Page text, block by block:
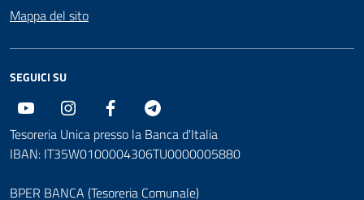
Mappa del sito
SEGUICI SU
Youtube Instagram Facebook
Tesoreria Unica presso la Banca d'Italia
IBAN: IT35W0100004306TU0000005880
BPER BANCA (Tesoreria Comunale)